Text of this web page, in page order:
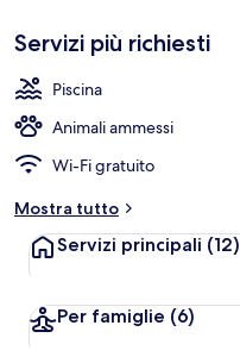
popolare
Servizi più richiesti
Piscina
Animali ammessi
Wi-Fi gratuito
Mostra tutto
Servizi principali (12)
Per famiglie (6)